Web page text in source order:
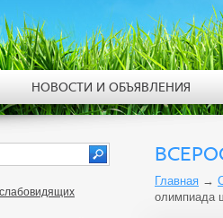
Главная →
олимпиада
НОВОСТИ И ОБЪЯВЛЕНИЯ